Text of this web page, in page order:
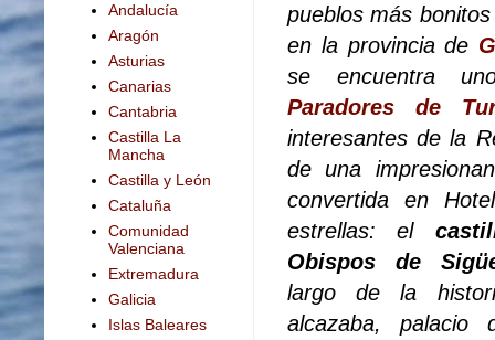
pueblos más
en la provincia de
se encuentra
Paradores de
interesantes de la
de una
convertida en
estrellas: el
Obispos de
largo de la
alcazaba, palacio
Andalucía
Aragón
Asturias
Canarias
Cantabria
Castilla La
Mancha
Castilla y León
Cataluña
Comunidad
Valenciana
Extremadura
Galicia
Islas Baleares